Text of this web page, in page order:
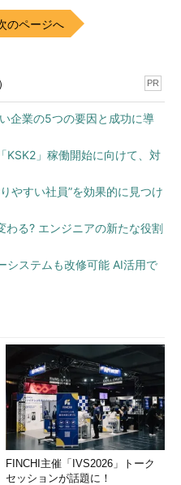
のページへ
PR
企業の5つの要因と成功に導
KSK2」稼働開始に向けて、対
やすい社員”を効果的に見つけ
わる? エンジニアの新たな役割
システムも改修可能 AI活用で
FINCHI主催「IVS2026」トーク
セッションが話題に！